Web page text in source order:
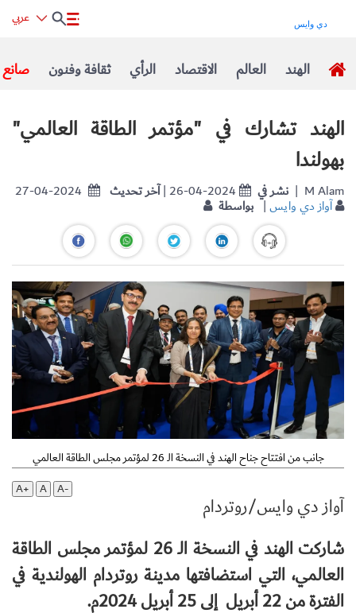
صانع ثقافة وفنون الرأي الاقتصاد العالم الهند
الهند تشارك في "مؤتمر الطاقة العالمي"
بهولندا
27-04-2024 آخر تحديث| 26-04-2024 نشر في | M Alam
بواسطة|آواز دي وايس
جانب من افتتاح جناح الهند في النسخة الـ 26 لمؤتمر مجلس الطاقة العالمي
A+
A A-
آواز دي وايس/روتردام
شاركت الهند في النسخة الـ 26 لمؤتمر مجلس الطاقة
العالمي، التي استضافتها مدينة روتردام الهولندية في
الفترة من 22 أبريل إلى 25 أبريل 2024م.